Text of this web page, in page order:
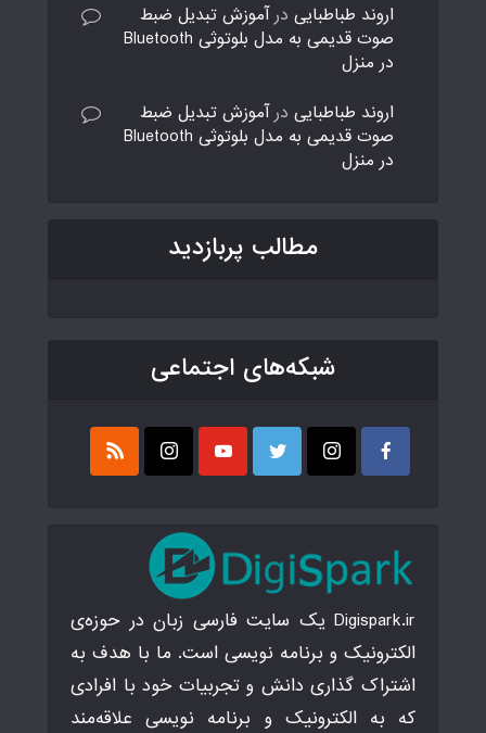
اروند طباطبایی درآموزش تبدیل ضبط
صوت قدیمی به مدل بلوتوثی Bluetooth
در منزل
اروند طباطبایی درآموزش تبدیل ضبط
صوت قدیمی به مدل بلوتوثی Bluetooth
در منزل
مطالب پربازدید
شبکه‌های اجتماعی
Digispark.ir یک سایت فارسی زبان در حوزه‌ی
الکترونیک و برنامه نویسی است. ما با هدف به
اشتراک گذاری دانش و تجربیات خود با افرادی
که به الکترونیک و برنامه نویسی علاقه‌مند